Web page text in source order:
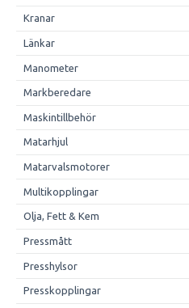
Kranar
Länkar
Manometer
Markberedare
Maskintillbehör
Matarhjul
Matarvalsmotorer
Multikopplingar
Olja, Fett & Kem
Pressmått
Presshylsor
Presskopplingar